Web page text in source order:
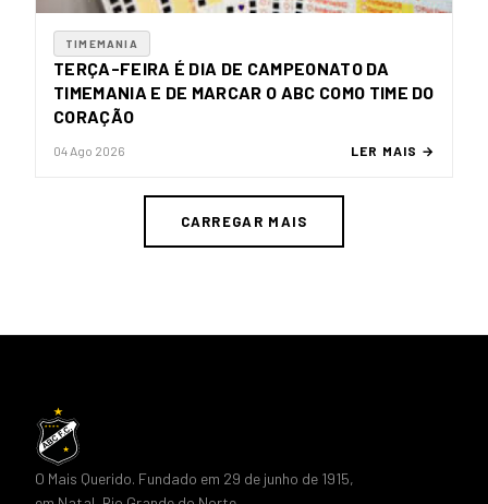
TIMEMANIA
TERÇA-FEIRA É DIA DE CAMPEONATO DA
TIMEMANIA E DE MARCAR O ABC COMO TIME DO
CORAÇÃO
04 Ago 2026 LER MAIS →
CARREGAR MAIS
O Mais Querido. Fundado em 29 de junho de 1915,